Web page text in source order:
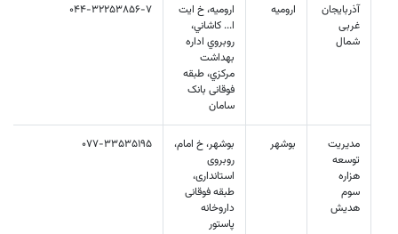
آذربایجان
غربی
شمال
ارومیه
اروميه، خ ايت
ا... كاشاني،
روبروي اداره
بهداشت
مرکزي، طبقه
فوقانی بانک
سامان
044-32253856-7
مديريت
توسعه
هزاره
سوم
هديش
بوشهر
بوشهر، خ امام،
روبروی
استانداری،
طبقه فوقانی
داروخانه
پاستور
077-33535195